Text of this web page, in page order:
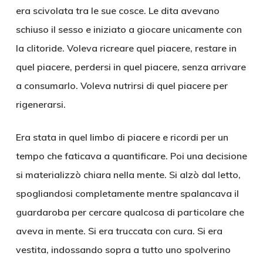
era scivolata tra le sue cosce. Le dita avevano
schiuso il sesso e iniziato a giocare unicamente con
la clitoride. Voleva ricreare quel piacere, restare in
quel piacere, perdersi in quel piacere, senza arrivare
a consumarlo. Voleva nutrirsi di quel piacere per
rigenerarsi.
Era stata in quel limbo di piacere e ricordi per un
tempo che faticava a quantificare. Poi una decisione
si materializzò chiara nella mente. Si alzò dal letto,
spogliandosi completamente mentre spalancava il
guardaroba per cercare qualcosa di particolare che
aveva in mente. Si era truccata con cura. Si era
vestita, indossando sopra a tutto uno spolverino